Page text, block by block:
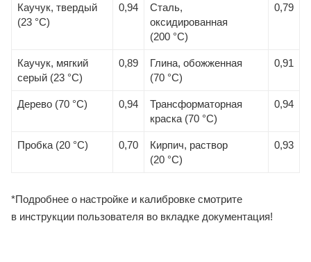
Каучук, твердый
(23 °С)
0,94
Сталь,
оксидированная
(200 °С)
0,79
Каучук, мягкий
серый (23 °С)
0,89
Глина, обожженная
(70 °С)
0,91
Дерево (70 °С) 0,94
Трансформаторная
краска (70 °С)
0,94
Пробка (20 °С) 0,70
Кирпич, раствор
(20 °С)
0,93
*Подробнее о настройке и калибровке смотрите
в инструкции пользователя во вкладке документация!